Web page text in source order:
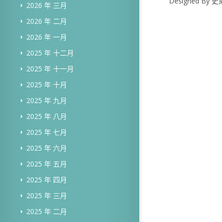
2026 年 三月
2026 年 二月
2026 年 一月
2025 年 十二月
2025 年 十一月
2025 年 十月
2025 年 九月
2025 年 八月
2025 年 七月
2025 年 六月
2025 年 五月
2025 年 四月
2025 年 三月
2025 年 二月